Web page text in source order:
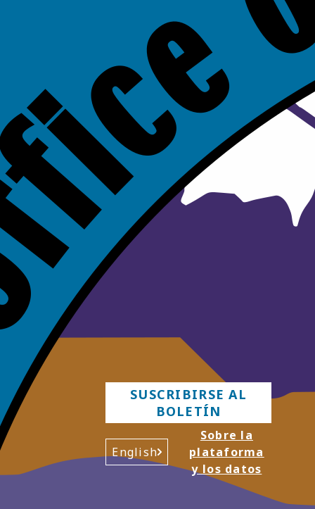
SUSCRIBIRSE AL
BOLETÍN
English
Sobre la
plataforma
y los datos